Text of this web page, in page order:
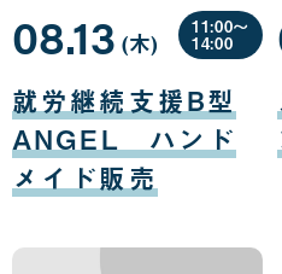
就労継続支援B型
ANGEL ハンド
メイド販売
08.13
月
13
日
(木曜
日
)
11:00〜
14:00